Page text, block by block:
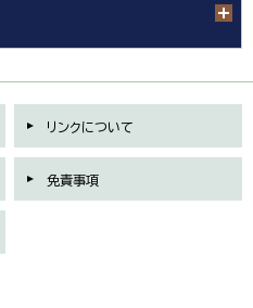
リンクについて
免責事項